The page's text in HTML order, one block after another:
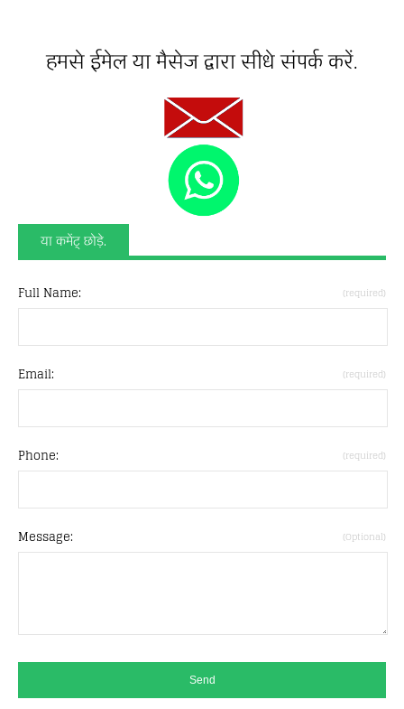
हमसे ईमेल या मैसेज द्वारा सीधे संपर्क करें.
या कमेंट् छोड़े.
Full Name: (required)
Email: (required)
Phone: (required)
Message: (Optional)